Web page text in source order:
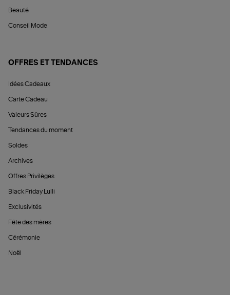
Beauté
Conseil Mode
OFFRES ET TENDANCES
Idées Cadeaux
Carte Cadeau
Valeurs Sûres
Tendances du moment
Soldes
Archives
Offres Privilèges
Black Friday Lulli
Exclusivités
Fête des mères
Cérémonie
Noël